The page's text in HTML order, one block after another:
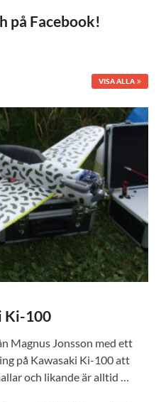
på Facebook!
VISA ALLA
Ki-100
Magnus Jonsson med ett
på Kawasaki Ki-100 att
och likande är alltid …